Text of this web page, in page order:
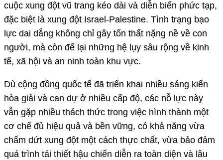
cuộc xung đột vũ trang kéo dài và diễn biến phức tạp,
đặc biệt là xung đột Israel-Palestine. Tình trạng bạo
lực dai dẳng không chỉ gây tổn thất nặng nề về con
người, mà còn để lại những hệ lụy sâu rộng về kinh
tế, xã hội và an ninh toàn khu vực.
Dù cộng đồng quốc tế đã triển khai nhiều sáng kiến
hòa giải và can dự ở nhiều cấp độ, các nỗ lực này
vẫn gặp nhiều thách thức trong việc hình thành một
cơ chế đủ hiệu quả và bền vững, có khả năng vừa
chấm dứt xung đột một cách thực chất, vừa bảo đảm
quá trình tái thiết hậu chiến diễn ra toàn diện và lâu